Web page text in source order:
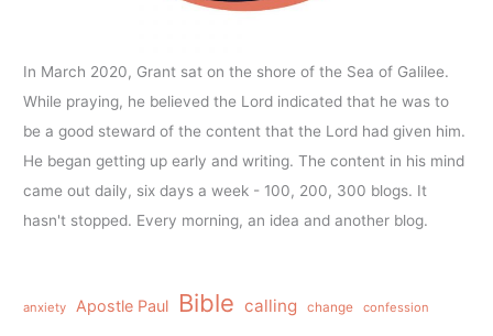
In March 2020, Grant sat on the shore of the Sea of Galilee.
While praying, he believed the Lord indicated that he was to
be a good steward of the content that the Lord had given him.
He began getting up early and writing. The content in his mind
came out daily, six days a week - 100, 200, 300 blogs. It
hasn't stopped. Every morning, an idea and another blog.
anxiety Apostle Paul Bible calling change confession